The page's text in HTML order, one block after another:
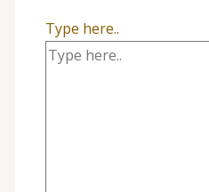
Type here..